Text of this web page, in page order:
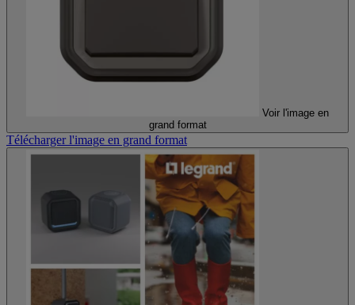
Voir l'image en
grand format
Télécharger l'image en grand format